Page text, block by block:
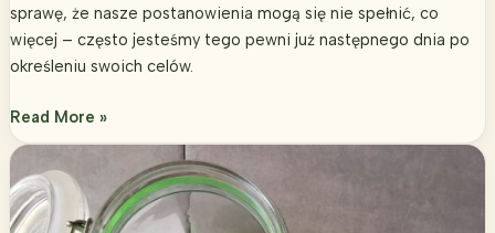
sprawę, że nasze postanowienia mogą się nie spełnić, co
więcej – często jesteśmy tego pewni już następnego dnia po
określeniu swoich celów.
Czy
tworzysz
martwe
postanowienia
noworoczne?
Read More »